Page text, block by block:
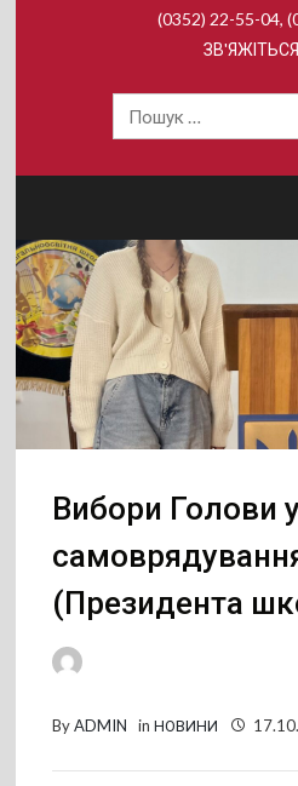
(0352) 22-55-04,
Вибори Голови
(Президента
ByADMIN inНОВИНИ